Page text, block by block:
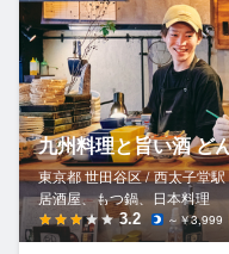
九州料理と旨い酒 ど
東京都 世田谷区 / 西太子堂駅
居酒屋、もつ鍋、日本料理
3.2 ～￥3,999